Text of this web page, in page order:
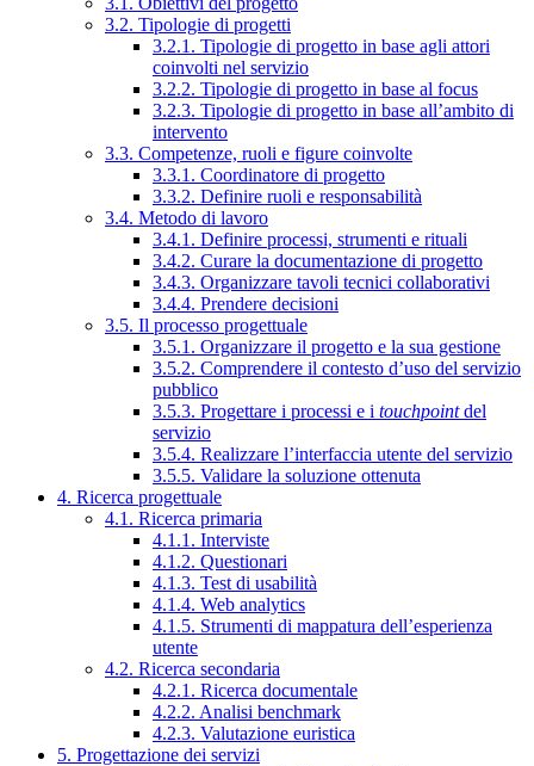
3.2. Tipologie di progetti
3.2.1. Tipologie di progetto in base agli attori
coinvolti nel servizio
3.2.2. Tipologie di progetto in base al focus
3.2.3. Tipologie di progetto in base all’ambito di
intervento
3.3. Competenze, ruoli e figure coinvolte
3.3.1. Coordinatore di progetto
3.3.2. Definire ruoli e responsabilità
3.4. Metodo di lavoro
3.4.1. Definire processi, strumenti e rituali
3.4.2. Curare la documentazione di progetto
3.4.3. Organizzare tavoli tecnici collaborativi
3.4.4. Prendere decisioni
3.5. Il processo progettuale
3.5.1. Organizzare il progetto e la sua gestione
3.5.2. Comprendere il contesto d’uso del servizio
pubblico
3.5.3. Progettare i processi e i touchpointdel
servizio
3.5.4. Realizzare l’interfaccia utente del servizio
3.5.5. Validare la soluzione ottenuta
4. Ricerca progettuale
4.1. Ricerca primaria
4.1.1. Interviste
4.1.2. Questionari
4.1.3. Test di usabilità
4.1.4. Web analytics
4.1.5. Strumenti di mappatura dell’esperienza
utente
4.2. Ricerca secondaria
4.2.1. Ricerca documentale
4.2.2. Analisi benchmark
4.2.3. Valutazione euristica
5. Progettazione dei servizi